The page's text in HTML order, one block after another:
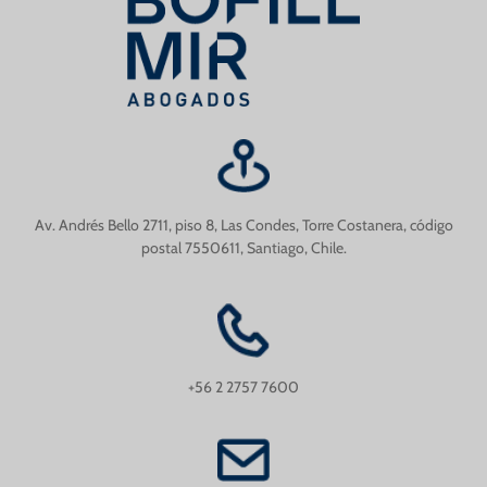
Av. Andrés Bello 2711, piso 8, Las Condes, Torre Costanera, código
postal 7550611, Santiago, Chile.
+56 2 2757 7600